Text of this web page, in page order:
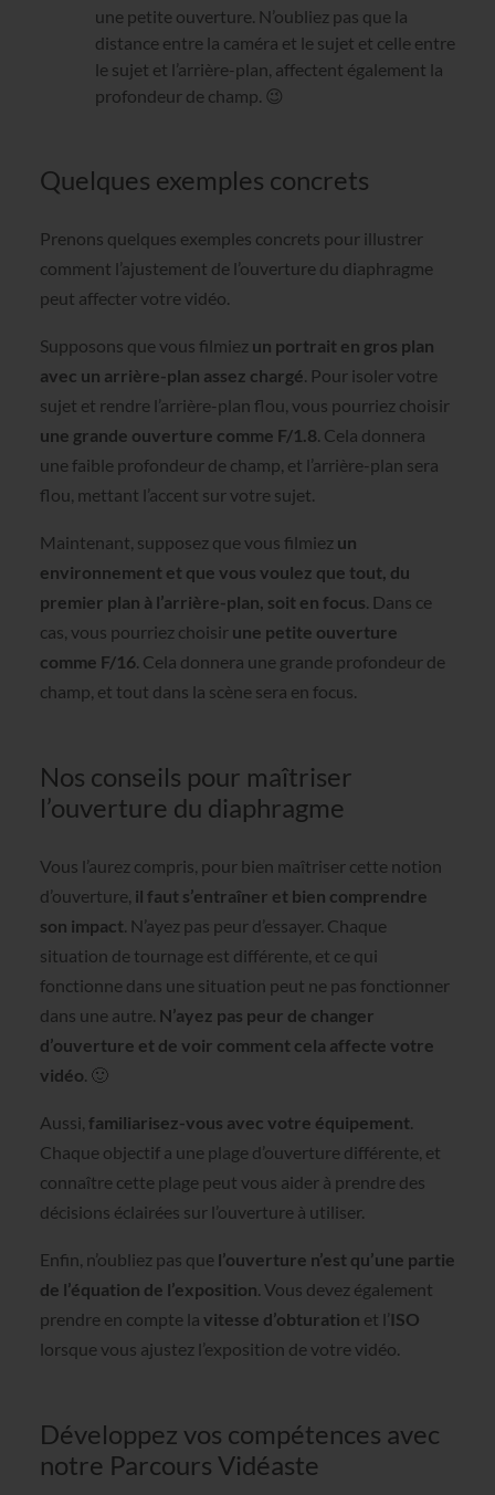
une petite ouverture. N’oubliez pas que la
distance entre la caméra et le sujet et celle entre
le sujet et l’arrière-plan, affectent également la
profondeur de champ. 😉
Quelques exemples concrets
Prenons quelques exemples concrets pour illustrer
comment l’ajustement de l’ouverture du diaphragme
peut affecter votre vidéo.
Supposons que vous filmiez un portrait en gros plan
avec un arrière-plan assez chargé . Pour isoler votre
sujet et rendre l’arrière-plan flou, vous pourriez choisir
une grande ouverture comme F/1.8 . Cela donnera
une faible profondeur de champ, et l’arrière-plan sera
flou, mettant l’accent sur votre sujet.
Maintenant, supposez que vous filmiez un
environnement et que vous voulez que tout, du
premier plan à l’arrière-plan, soit en focus. Dans ce
cas, vous pourriez choisir une petite ouverture
comme F/16. Cela donnera une grande profondeur de
champ, et tout dans la scène sera en focus.
Nos conseils pour maîtriser
l’ouverture du diaphragme
Vous l’aurez compris, pour bien maîtriser cette notion
d’ouverture, il faut s’entraîner et bien comprendre
son impact. N’ayez pas peur d’essayer. Chaque
situation de tournage est différente, et ce qui
fonctionne dans une situation peut ne pas fonctionner
dans une autre. N’ayez pas peur de changer
d’ouverture et de voir comment cela affecte votre
vidéo. 🙂
Aussi, familiarisez-vous avec votre équipement.
Chaque objectif a une plage d’ouverture différente, et
connaître cette plage peut vous aider à prendre des
décisions éclairées sur l’ouverture à utiliser.
Enfin, n’oubliez pas que l’ouverture n’est qu’une partie
de l’équation de l’exposition. Vous devez également
prendre en compte la vitesse d’obturation et l’ISO
lorsque vous ajustez l’exposition de votre vidéo.
Développez vos compétences avec
notre Parcours Vidéaste